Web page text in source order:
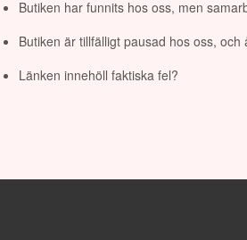
Butiken har funnits hos oss, men
Butiken är tillfälligt pausad hos oss,
Länken innehöll faktiska fel?